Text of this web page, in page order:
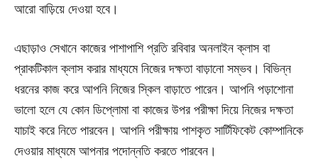
আরো বাড়িয়ে দেওয়া হবে।
এছাড়াও সেখানে কাজের পাশাপাশি প্রতি রবিবার অনলাইন ক্লাস বা
প্রাকটিকাল ক্লাস করার মাধ্যমে নিজের দক্ষতা বাড়ানো সম্ভব। বিভিন্ন
ধরনের কাজ করে আপনি নিজের স্কিল বাড়াতে পারেন। আপনি পড়াশোনা
ভালো হলে যে কোন ডিপ্লোমা বা কাজের উপর পরীক্ষা দিয়ে নিজের দক্ষতা
যাচাই করে নিতে পারবেন। আপনি পরীক্ষায় পাশকৃত সার্টিফিকেট কোম্পানিকে
দেওয়ার মাধ্যমে আপনার পদোন্নতি করতে পারবেন।